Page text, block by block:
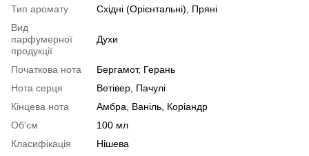
Тип аромату
Східні (Орієнтальні), Пряні
Вид
парфумерної
продукції
Духи
Початкова нота
Бергамот, Герань
Нота серця
Ветівер, Пачулі
Кінцева нота
Амбра, Ваніль, Коріандр
Об'єм
100 мл
Класифікація
Нішева